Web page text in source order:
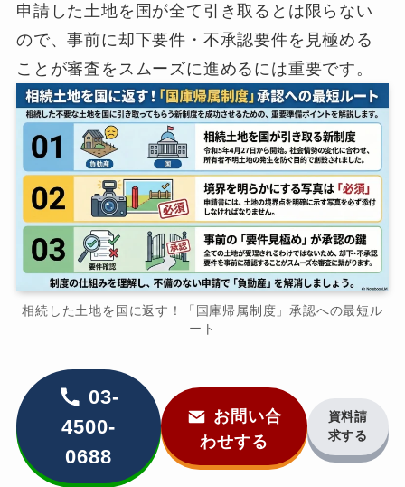
申請した土地を国が全て引き取るとは限らない
ので、事前に却下要件・不承認要件を見極める
ことが審査をスムーズに進めるには重要です。
相続した土地を国に返す！「国庫帰属制度」承認への最短ル
ート
03-
4500-
0688
お問い合
わせする
資料請
求する